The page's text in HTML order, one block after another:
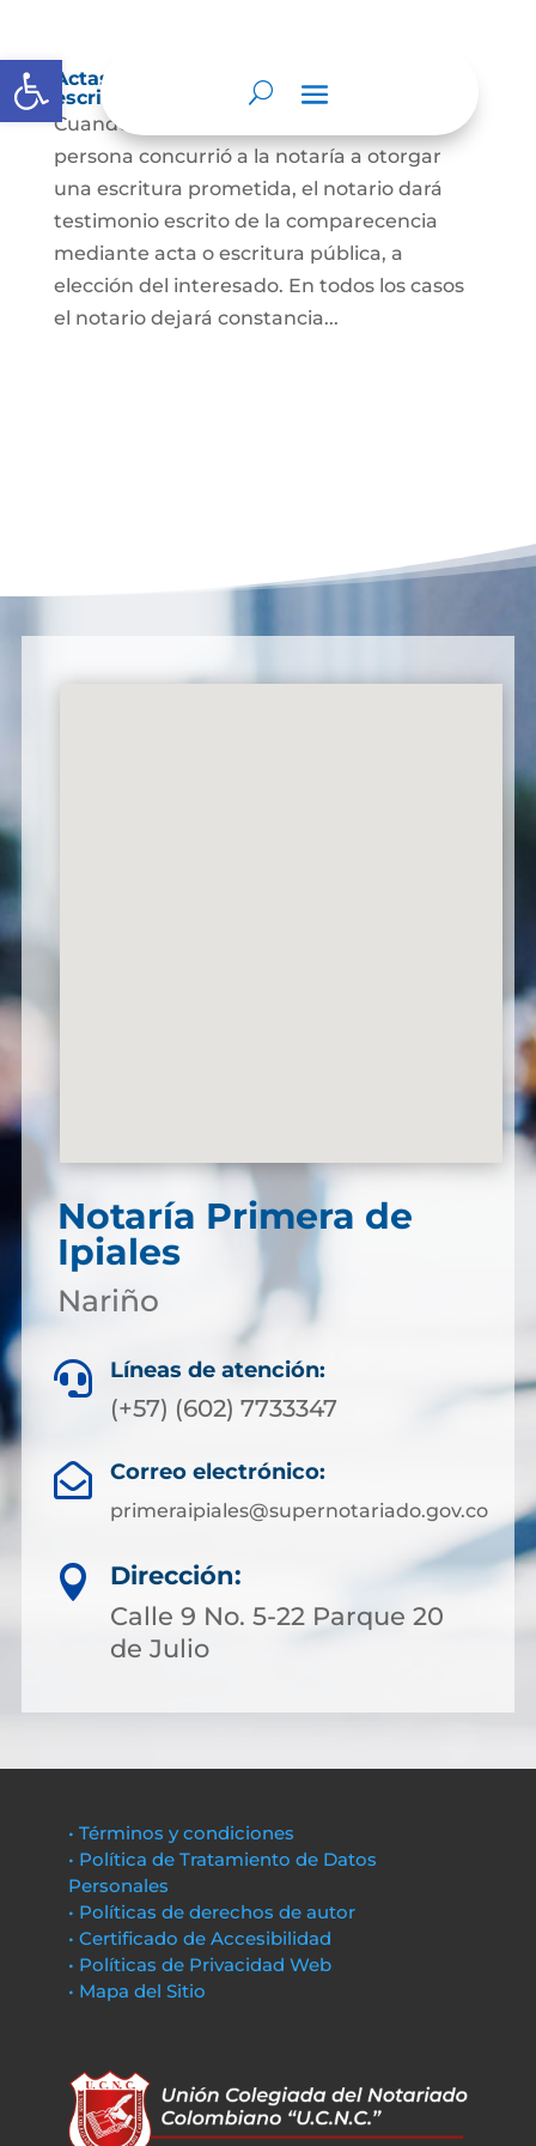
Abrir barra de herramientas
Actas de comparecencia para otorgar
escritura pública
Cuando se trate de comprobar que una
persona concurrió a la notaría a otorgar
una escritura prometida, el notario dará
testimonio escrito de la comparecencia
mediante acta o escritura pública, a
elección del interesado. En todos los casos
el notario dejará constancia...
Notaría Primera de
Ipiales
Nariño
 Líneas de atención:
(+57) (602) 7733347
 Correo electrónico:
primeraipiales@supernotariado.gov.co

Dirección:
Calle 9 No. 5-22 Parque 20
de Julio
• Términos y condiciones
• Política de Tratamiento de Datos
Personales
• Políticas de derechos de autor
• Certificado de Accesibilidad
• Políticas de Privacidad Web
• Mapa del Sitio